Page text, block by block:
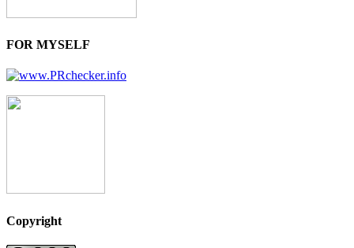
FOR MYSELF
Copyright